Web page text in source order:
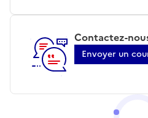
Contactez-
Envoyer un